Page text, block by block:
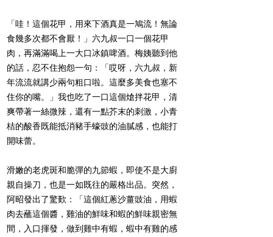
「哇！這個花甲，用來下酒真是一鳩流！無論
食幾多次都不會厭！」六九叔一口一個花甲
肉，再滿滿喝上一大口冰鎮啤酒。梅姨聽到他
的話，忍不住抱怨一句：「哎呀，六九叔，新
年流流就講少兩句粗口啦。這麼多美食也塞不
住你的嘴。」我也吃了一口這個熗拌花甲，清
爽帶著一絲微辣，還有一點芥末的刺激，小青
桔的酸香既能抵消豬手蠔豉的油膩感，也能打
開味蕾。
滑嫩的老虎斑和脆彈的九節蝦，即使不是大廚
親自操刀，也是一如既往的嚴格出品。突然，
阿昭發出了驚歎：「這個紅蔥沙薑豉油，用蝦
肉去蘸這個醬，雞油的鮮味和蝦的鮮味親密無
間，入口揮發，做到雞中有蝦，蝦中有雞的感